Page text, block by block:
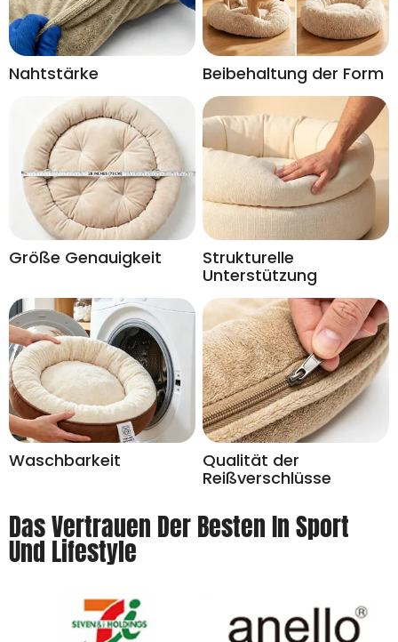
Nahtstärke Beibehaltung der Form
Größe Genauigkeit
Strukturelle
Unterstützung
Waschbarkeit
Qualität der
Reißverschlüsse
Das Vertrauen Der Besten In Sport
Und Lifestyle